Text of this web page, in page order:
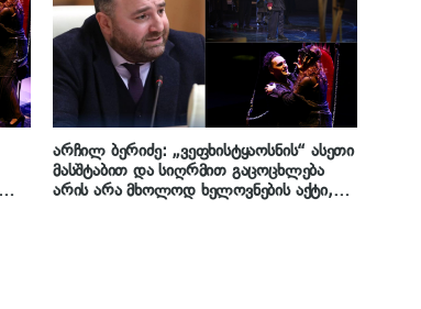
არჩილ ბერიძე: „ვეფხისტყაოსნის“ ასეთი
მასშტაბით და სიღრმით გაცოცხლება
არის არა მხოლოდ ხელოვნების აქტი,